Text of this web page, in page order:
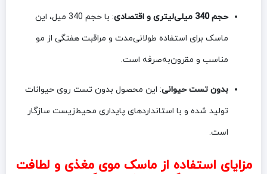
حجم 340 میلی‌لیتری و اقتصادی
: با حجم 340 میل، این
ماسک برای استفاده طولانی‌مدت و مراقبت هفتگی از مو
مناسب و مقرون‌به‌صرفه است.
بدون تست حیوانی: این محصول بدون تست روی حیوانات
تولید شده و با استانداردهای پایداری محیط‌زیست سازگار
است.
مزایای استفاده از ماسک موی مغذی و لطافت